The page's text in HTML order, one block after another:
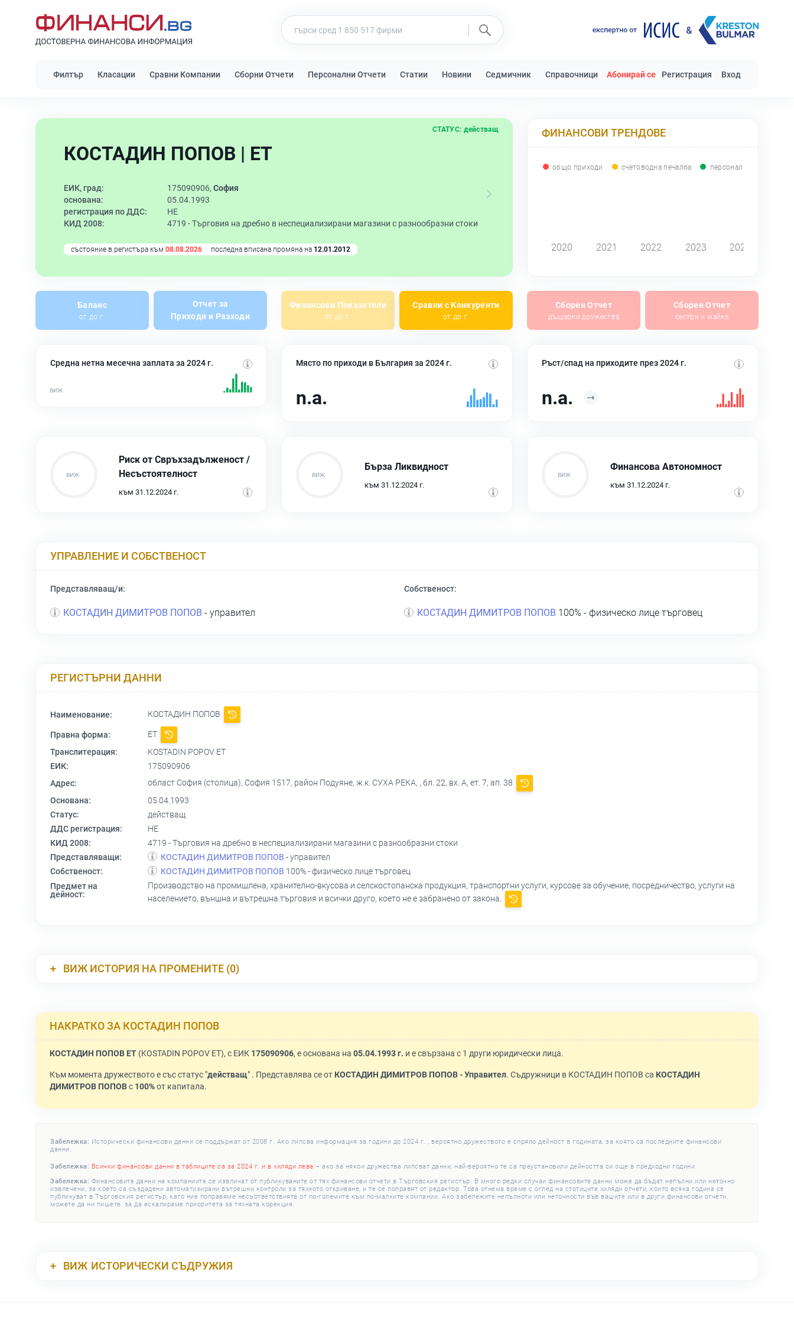
Филтър Класации Сравни Компании Сборни Отчети Персонални Отчети Статии Новини Седмичник Справочници Абонирай се Регистрация Вход
КОСТАДИН ПОПОВ | ЕТ
СТАТУС: действащ
ЕИК, град: 175090906, София
основана:
05.04.1993
регистрация по ДДС:
НЕ
КИД 2008:
4719 -Търговия на дребно в неспециализирани магазини с разнообразни стоки
състояние в регистъра към 08.08.2026 последна вписана промяна на 12.01.2012
ФИНАНСОВИ ТРЕНДОВЕ
общо приходи счетоводна печалба персонал
2020 2021 2022 2023 2024
Баланс
от до г.
Отчет за
Приходи и Разходи
Финансови Показатели
от до г.
Сравни с Конкуренти
от до г.
Сборен Отчет
дъщерни дружества
Сборен Отчет
сестри и майка
Средна нетна месечна заплата за 2024 г. Място по приходи в България за 2024 г.
n.a.
Ръст/спад на приходите през 2024 г.
n.a.
Риск от Свръхзадълженост /
Несъстоятелност
към 31.12.2024 г.
Бърза Ликвидност
към 31.12.2024 г.
Финансова Автономност
към 31.12.2024 г.
УПРАВЛЕНИЕ И СОБСТВЕНОСТ
Представляващ/и:
КОСТАДИН ДИМИТРОВ ПОПОВ - управител
Собственост:
КОСТАДИН ДИМИТРОВ ПОПОВ 100% - физическо лице търговец
РЕГИСТЪРНИ ДАННИ
Наименование: КОСТАДИН ПОПОВ
Правна форма:
ЕТ
Транслитерация:
KOSTADIN POPOV ET
ЕИК:
175090906
Адрес:
област София (столица), София 1517, район Подуяне, ж.к. СУХА РЕКА, , бл. 22, вх. А, ет. 7, ап. 38
Основана:
05.04.1993
Статус:
действащ
ДДС регистрация:
НЕ
КИД 2008:
4719 - Търговия на дребно в неспециализирани магазини с разнообразни стоки
Представляващи:
КОСТАДИН ДИМИТРОВ ПОПОВ - управител
Собственост:
КОСТАДИН ДИМИТРОВ ПОПОВ 100% - физическо лице търговец
Предмет на
дейност:
Производство на промишлена, хранително-вкусова и селскостопанска продукция, транспортни услуги, курсове за обучение, посредничество, услуги на
населението, външна и вътрешна търговия и всички друго, което не е забранено от закона.
ВИЖ ИСТОРИЯ НА ПРОМЕНИТЕ (0)
НАКРАТКО ЗА КОСТАДИН ПОПОВ
КОСТАДИН ПОПОВ ЕТ (KOSTADIN POPOV ET), с ЕИК 175090906, е основана на 05.04.1993 г. и е свързана с 1 други юридически лица.
Към момента дружеството е със статус "действащ" . Представлява се от КОСТАДИН ДИМИТРОВ ПОПОВ - Управител. Съдружници в КОСТАДИН ПОПОВ са КОСТАДИН
ДИМИТРОВ ПОПОВс 100%от капитала.
Забележка: Исторически финансови данни се поддържат от 2008 г. Ако липсва информация за години до 2024 г. , вероятно дружеството е спряло дейност в годината, за която са последните финансови
данни.
Забележка: Всички финансови данни в таблиците са за 2024 г. и в хиляди лева – ако за някои дружества липсват данни, най-вероятно те са преустановили дейността си още в предходни години.
Забележка: Финансовите данни на компаниите се извличат от публикуваните от тях финансови отчети в Търговския регистър. В много редки случаи финансовите данни може да бъдат непълни или неточно
извлечени, за което са създадени автоматизирани вътрешни контроли за тяхното откриване, и те се поправят от редактор. Това отнема време с оглед на стотиците хиляди отчети, които всяка година се
публикуват в Търговския регистър, като ние поправяме несъответствията от по-големите към по-малките компании. Ако забележите непълноти или неточности във вашите или в други финансови отчети,
можете да ни пишете, за да ескалираме приоритета за тяхната корекция.
ВИЖ ИСТОРИЧЕСКИ СЪДРУЖИЯ